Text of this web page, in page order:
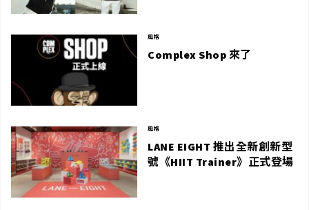
風格
Complex Shop 來了
風格
LANE EIGHT 推出全新創新型
號《HIIT Trainer》正式登場